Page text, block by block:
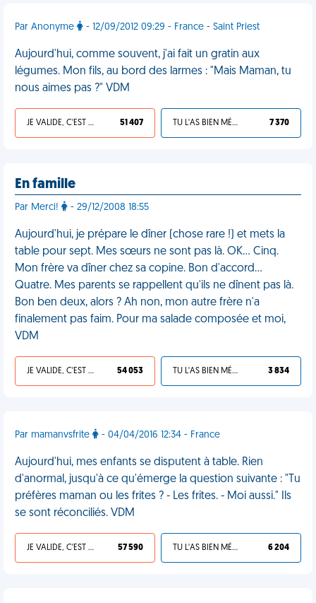
Par Anonyme - 12/09/2012 09:29 - France - Saint Priest
Aujourd'hui, comme souvent, j'ai fait un gratin aux
légumes. Mon fils, au bord des larmes : "Mais Maman, tu
nous aimes pas ?" VDM
JE VALIDE, C'EST UNE VDM 51 407 TU L'AS BIEN MÉRITÉ 7 370
En famille
Par Merci! - 29/12/2008 18:55
Aujourd'hui, je prépare le dîner (chose rare !) et mets la
table pour sept. Mes sœurs ne sont pas là. OK... Cinq.
Mon frère va dîner chez sa copine. Bon d'accord...
Quatre. Mes parents se rappellent qu'ils ne dînent pas là.
Bon ben deux, alors ? Ah non, mon autre frère n'a
finalement pas faim. Pour ma salade composée et moi,
VDM
JE VALIDE, C'EST UNE VDM 54 053 TU L'AS BIEN MÉRITÉ 3 834
Par mamanvsfrite - 04/04/2016 12:34 - France
Aujourd'hui, mes enfants se disputent à table. Rien
d'anormal, jusqu'à ce qu'émerge la question suivante : "Tu
préfères maman ou les frites ? - Les frites. - Moi aussi." Ils
se sont réconciliés. VDM
JE VALIDE, C'EST UNE VDM 57 590 TU L'AS BIEN MÉRITÉ 6 204